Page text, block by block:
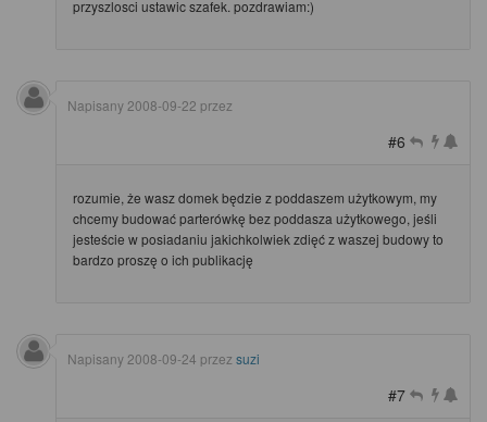
przyszlosci ustawic szafek. pozdrawiam:)
Napisany 2008-09-22 przez
#6
rozumie, że wasz domek będzie z poddaszem użytkowym, my
chcemy budować parterówkę bez poddasza użytkowego, jeśli
jesteście w posiadaniu jakichkolwiek zdięć z waszej budowy to
bardzo proszę o ich publikację
Napisany 2008-09-24 przez suzi
#7